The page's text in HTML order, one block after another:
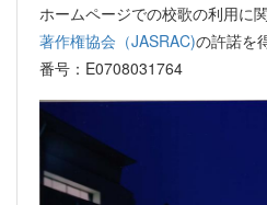
ホームページでの校歌の利用に関
著作権協会（JASRAC)の許諾を
番号：E0708031764